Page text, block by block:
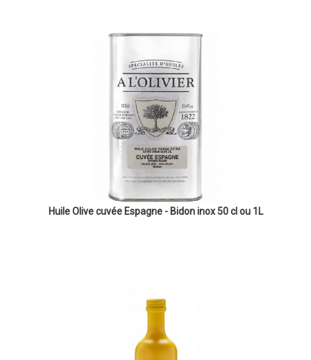
Huile Olive cuvée Espagne - Bidon inox 50 cl ou 1L